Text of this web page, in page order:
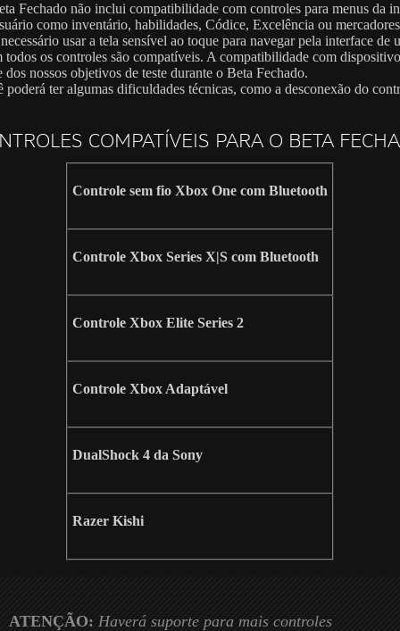
Fechado não inclui compatibilidade com controles para menus da
como inventário, habilidades, Códice, Excelência ou
usar a tela sensível ao toque para navegar pela interface de
todos os controles são compatíveis. A compatibilidade com
dos nossos objetivos de teste durante o Beta Fechado.
poderá ter algumas dificuldades técnicas, como a desconexão do
COMPATÍVEIS PARA O BETA
Controle sem fio Xbox One com Bluetooth
Controle Xbox Series X|S com Bluetooth
Controle Xbox Elite Series 2
Controle Xbox Adaptável
DualShock 4 da Sony
Razer Kishi
ATENÇÃO: Haverá suporte para mais controles